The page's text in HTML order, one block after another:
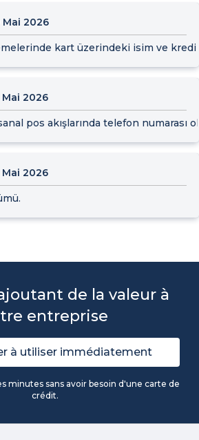
Mai 2026
kart üzerindeki isim ve kredi
2026
pos akışlarında telefon
Mai 2026
de la valeur à
entreprise
à utiliser immédiatement
minutes sans avoir besoin d'une carte de
crédit.